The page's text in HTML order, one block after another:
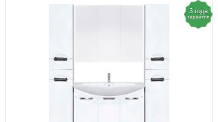
3 года
гарантия